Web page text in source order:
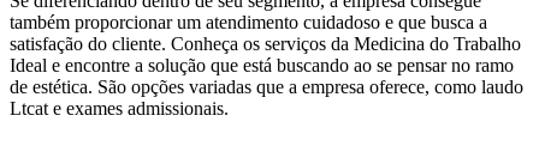
também proporcionar um atendimento cuidadoso e que busca a
satisfação do cliente. Conheça os serviços da Medicina do Trabalho
Ideal e encontre a solução que está buscando ao se pensar no ramo
de estética. São opções variadas que a empresa oferece, como laudo
Ltcat e exames admissionais.